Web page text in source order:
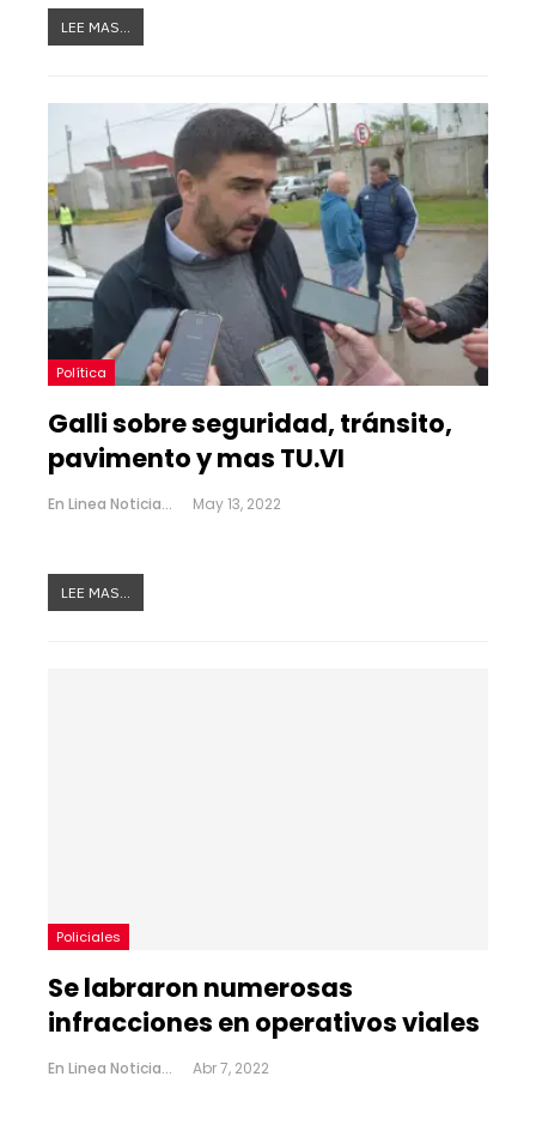
LEE MAS...
Política
Galli sobre seguridad, tránsito,
pavimento y mas TU.VI
En Linea Noticias May 13, 2022
LEE MAS...
Policiales
Se labraron numerosas
infracciones en operativos viales
En Linea Noticias Abr 7, 2022